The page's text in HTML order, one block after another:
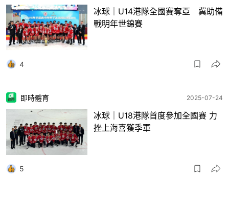
冰球｜U14港隊全國賽奪亞 冀助備
戰明年世錦賽
4
即時體育 2025-07-24
冰球｜U18港隊首度參加全國賽 力
挫上海喜獲季軍
5